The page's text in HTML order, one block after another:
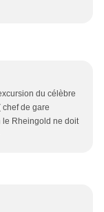
du célèbre
chef de gare
le Rheingold ne doit